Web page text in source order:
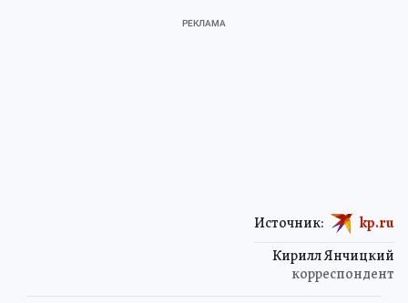
Кирилл Янчицкий
корреспондент
Источник: kp.ru